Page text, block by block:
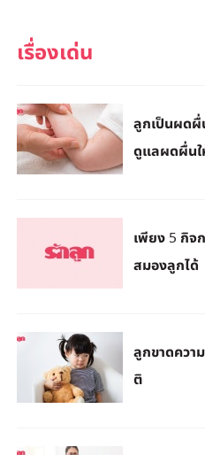
ลูกเป็นผดผื่
ดูแลผดผื่นใ
เพียง 5 กิจ
สมองลูกได้
ลูกขาดควา
ติ